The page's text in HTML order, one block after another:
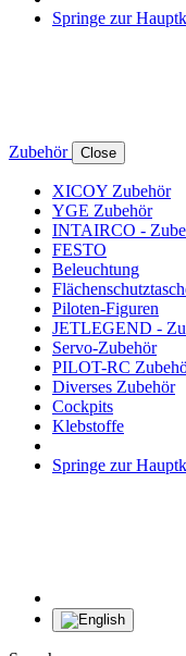
Springe zur
Zubehör Close
XICOY Zubehör
YGE Zubehör
INTAIRCO -
FESTO
Beleuchtung
Piloten-Figuren
JETLEGEND -
Servo-Zubehör
PILOT-RC
Diverses Zubehör
Cockpits
Klebstoffe
Springe zur